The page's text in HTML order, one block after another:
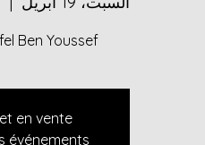
Ben Youssef
en vente
événements